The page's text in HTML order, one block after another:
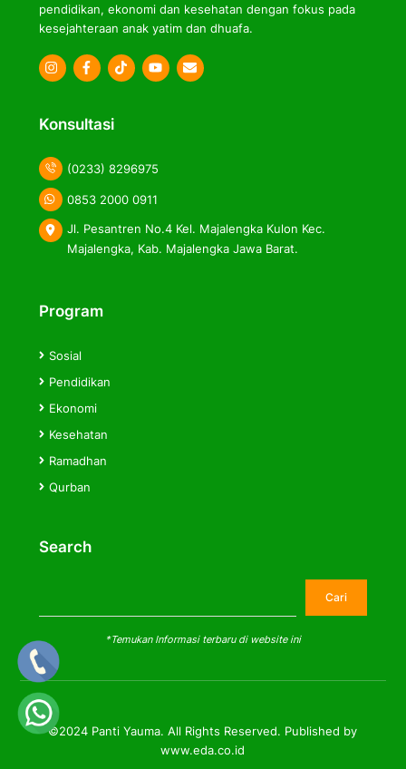
pendidikan, ekonomi dan kesehatan dengan fokus pada
kesejahteraan anak yatim dan dhuafa.
Icon
Icon
Icon
Konsultasi
(0233) 8296975
0853 2000 0911
Jl. Pesantren No.4 Kel. Majalengka Kulon Kec.
Majalengka, Kab. Majalengka Jawa Barat.
Program
Sosial
Pendidikan
Ekonomi
Kesehatan
Ramadhan
Qurban
Search
Cari
*Temukan Informasi terbaru di website ini
©2024 Panti Yauma. All Rights Reserved. Published by
www.eda.co.id